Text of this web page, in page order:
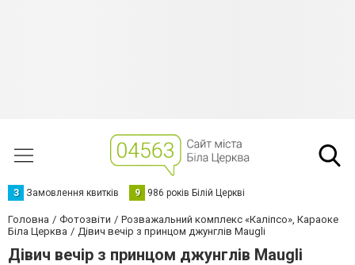
З Замовлення квитків 9 986 років Білій Церкві
Головна Фотозвіти
Розважальний комплекс «Каліпсо», Караоке
Біла Церква
Дівич вечір з принцом джунглів Maugli
Дівич вечір з принцом джунглів Maugli